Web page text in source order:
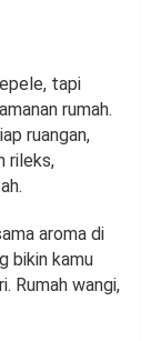
tapi
rumah.
ruangan,
rileks,
aroma di
bikin kamu
Rumah wangi,